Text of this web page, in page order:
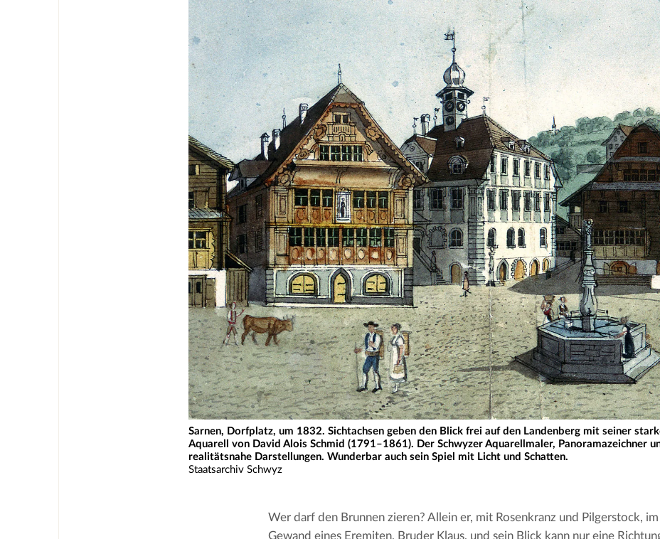
Sarnen, Dorfplatz, um 1832. Sichtachsen geben den Blick frei auf den Landenberg mit seiner
Aquarell von David Alois Schmid (1791–1861). Der Schwyzer Aquarellmaler, Panoramazeichner
realitätsnahe Darstellungen. Wunderbar auch sein Spiel mit Licht und Schatten.
Staatsarchiv Schwyz
Wer darf den Brunnen zieren? Allein er, mit Rosenkranz und Pilgerstock,
Gewand eines Eremiten, Bruder Klaus, und sein Blick kann nur eine